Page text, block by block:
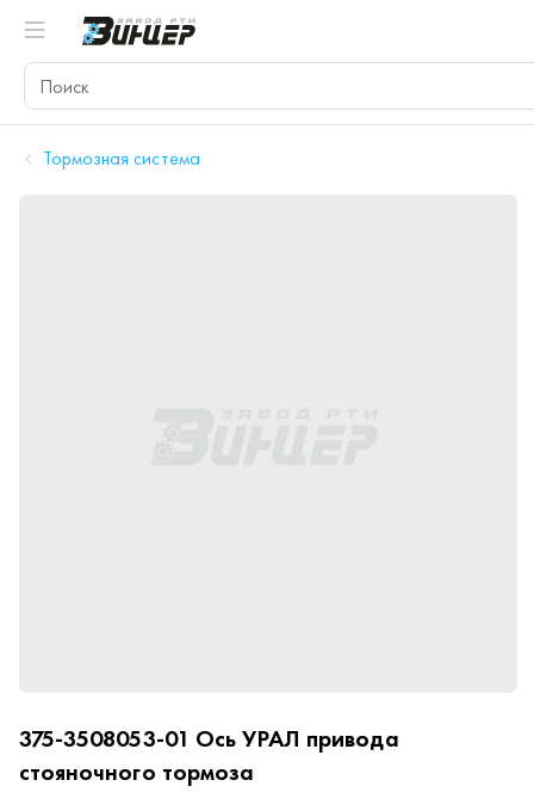
Тормозная система
375-3508053-01 Ось УРАЛ привода
стояночного тормоза